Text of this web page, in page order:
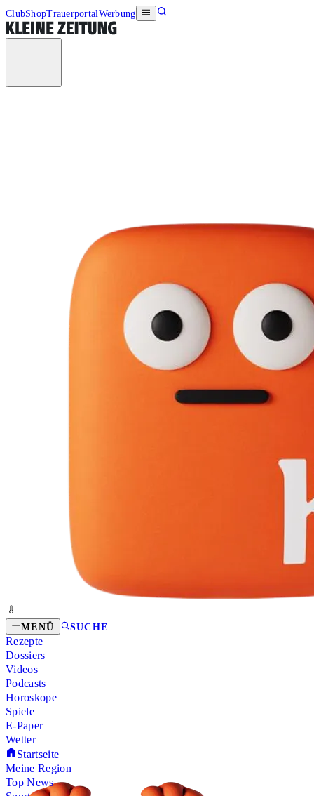
ClubShopTrauerportalWerbung
MENÜ SUCHE
Rezepte
Dossiers
Videos
Podcasts
Horoskope
Spiele
E-Paper
Wetter
Startseite
Meine Region
Top News